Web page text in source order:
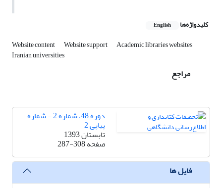
کلیدواژه‌ها English
Website content Website support Academic libraries websites
Iranian universities
مراجع
دوره 48، شماره 2 - شماره
پیاپی 2
تابستان 1393
صفحه287-308
فایل ها